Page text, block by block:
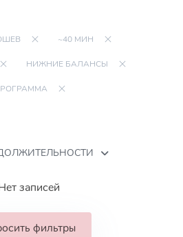
~40 МИН
НИЖНИЕ БАЛАНСЫ
записей
фильтры